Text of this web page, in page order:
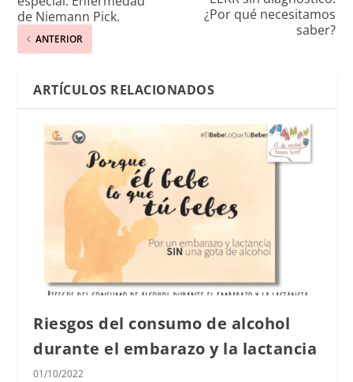
de Niemann Pick.
ANTERIOR
¿Por qué necesitamos
saber?
ARTÍCULOS RELACIONADOS
Riesgos del consumo de alcohol
durante el embarazo y la lactancia
01/10/2022